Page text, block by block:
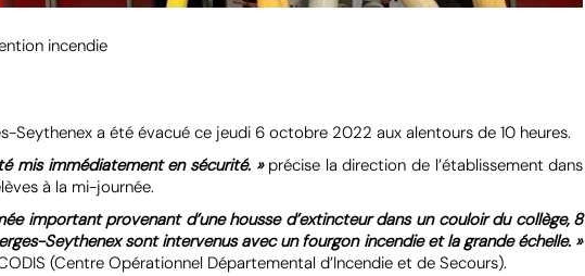
incendie
Seythenex a été évacué ce jeudi 6 octobre 2022 aux alentours de 10 heures.
mis immédiatement en sécurité. » précise la direction de l’établissement dans
à la mi-journée.
important provenant d’une housse d’extincteur dans un couloir du collège, 8
Seythenex sont intervenus avec un fourgon incendie et la grande échelle. »
(Centre Opérationnel Départemental d’Incendie et de Secours).